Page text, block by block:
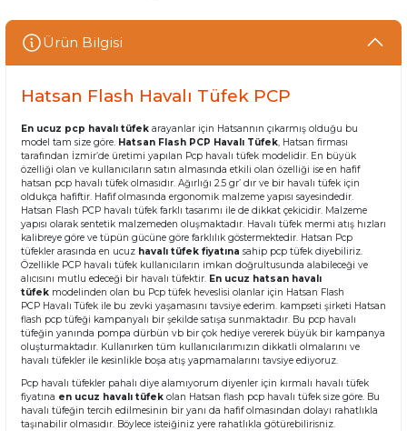
Ürün Bilgisi
Hatsan Flash Havalı Tüfek PCP
En ucuz pcp havalı tüfek arayanlar için Hatsannın çıkarmış olduğu bu
model tam size göre. Hatsan Flash PCP Havalı Tüfek, Hatsan firması
tarafından İzmir’de üretimi yapılan Pcp havalı tüfek modelidir. En büyük
özelliği olan ve kullanıcıların satın almasında etkili olan özelliği ise en hafif
hatsan pcp havalı tüfek olmasıdır. Ağırlığı 2.5 gr’ dır ve bir havalı tüfek için
oldukça hafiftir. Hafif olmasında ergonomik malzeme yapısı sayesindedir.
Hatsan Flash PCP havalı tüfek farklı tasarımı ile de dikkat çekicidir. Malzeme
yapısı olarak sentetik malzemeden oluşmaktadır. Havalı tüfek mermi atış hızları
kalibreye göre ve tüpün gücüne göre farklılık göstermektedir. Hatsan Pcp
tüfekler arasında en ucuz havalı tüfek fiyatına sahip pcp tüfek diyebiliriz.
Özellikle PCP havalı tüfek kullanıcıların imkan doğrultusunda alabileceği ve
alıcısını mutlu edeceği bir havalı tüfektir. En ucuz hatsan havalı
tüfek modelinden olan bu Pcp tüfek heveslisi olanlar için Hatsan Flash
PCP Havalı Tüfek ile bu zevki yaşamasını tavsiye ederim. kampseti şirketi Hatsan
flash pcp tüfeği kampanyalı bir şekilde satışa sunmaktadır. Bu pcp havalı
tüfeğin yanında pompa dürbün vb bir çok hediye vererek büyük bir kampanya
oluşturmaktadır. Kullanırken tüm kullanıcılarımızın dikkatli olmalarını ve
havalı tüfekler ile kesinlikle boşa atış yapmamalarını tavsiye ediyoruz.
Pcp havalı tüfekler pahalı diye alamıyorum diyenler için kırmalı havalı tüfek
fiyatına en ucuz havalı tüfek olan Hatsan flash pcp havalı tüfek size göre. Bu
havalı tüfeğin tercih edilmesinin bir yanı da hafif olmasından dolayı rahatlıkla
taşınabilir olmasıdır. Böylece isteiğiniz yere rahatlıkla götürebilirisniz.